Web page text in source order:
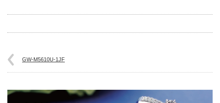
GW-M5610U-1JF